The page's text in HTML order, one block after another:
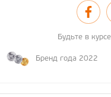
Будьте в
Бренд года 2022